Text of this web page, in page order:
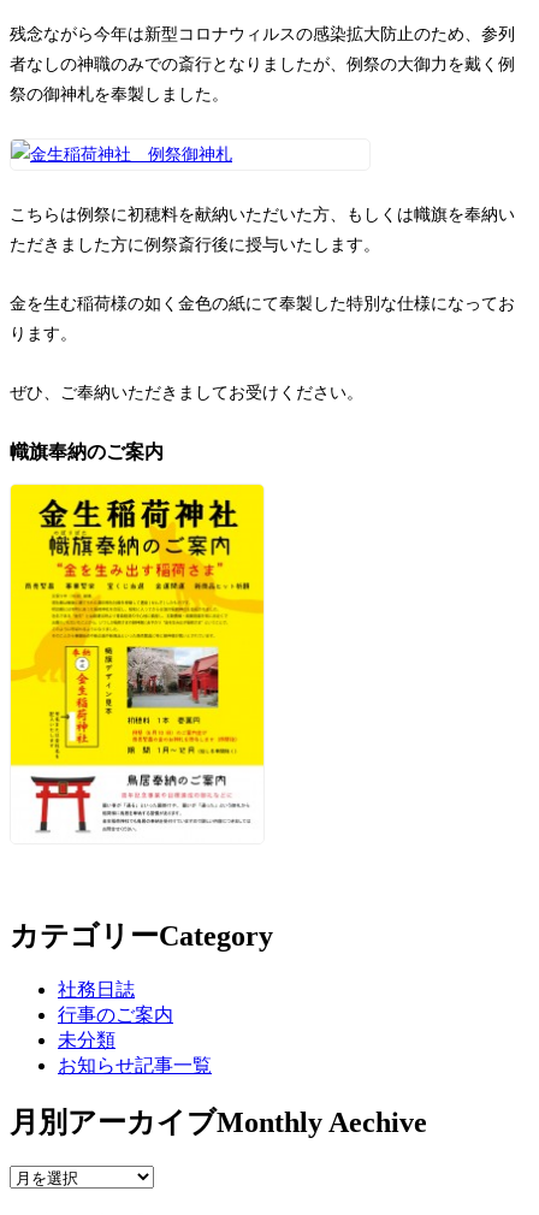
残念ながら今年は新型コロナウィルスの感染拡大防止のため、参列
者なしの神職のみでの斎行となりましたが、例祭の大御力を戴く例
祭の御神札を奉製しました。
こちらは例祭に初穂料を献納いただいた方、もしくは幟旗を奉納い
ただきました方に例祭斎行後に授与いたします。
金を生む稲荷様の如く金色の紙にて奉製した特別な仕様になってお
ります。
ぜひ、ご奉納いただきましてお受けください。
幟旗奉納のご案内
カテゴリーCategory
社務日誌
行事のご案内
未分類
お知らせ記事一覧
月別アーカイブMonthly Aechive